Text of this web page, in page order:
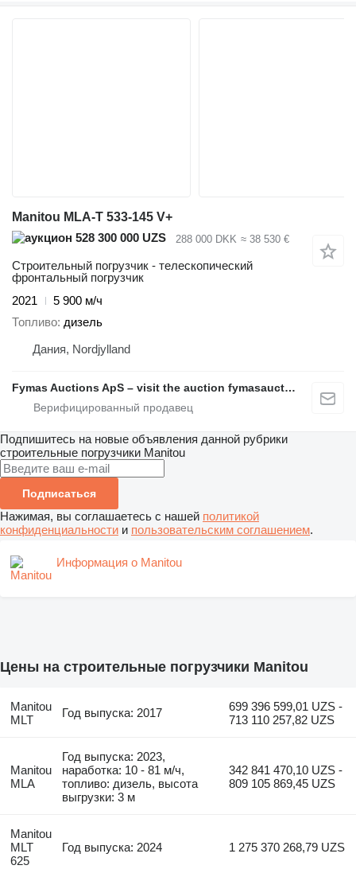
Manitou MLA-T 533-145 V+
528 300 000 UZS
288 000 DKK ≈ 38 530 €
Строительный погрузчик - телескопический
фронтальный погрузчик
2021
5 900 м/ч
Топливо дизель
Дания, Nordjylland
Fymas Auctions ApS – visit the auction fymasauctions.dk
Подпишитесь на новые объявления данной рубрики
строительные погрузчики Manitou
Подписаться
Нажимая, вы соглашаетесь с нашей политикой
конфиденциальности и пользовательским соглашением.
Информация о Manitou
Цены на строительные погрузчики Manitou
Manitou
MLT
Год выпуска: 2017
699 396 599,01 UZS -
713 110 257,82 UZS
Manitou
MLA
Год выпуска: 2023,
наработка: 10 - 81 м/ч,
топливо: дизель, высота
выгрузки: 3 м
342 841 470,10 UZS -
809 105 869,45 UZS
Manitou
MLT
625
Год выпуска: 2024 1 275 370 268,79 UZS